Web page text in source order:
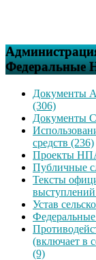
Документы
(306)
Документы
средств (236)
Проекты
Публичные
Тексты
Устав
(включает в
(9)